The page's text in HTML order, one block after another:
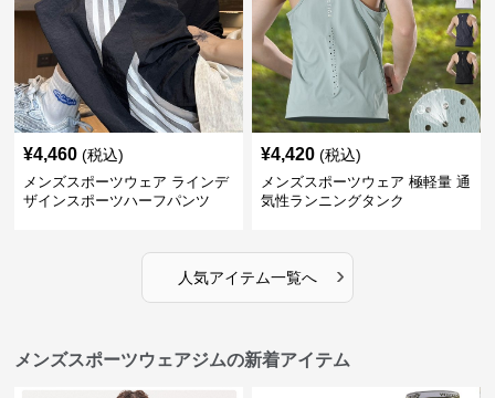
¥4,460 (税込)
メンズスポーツウェア ラインデ
ザインスポーツハーフパンツ
¥4,420 (税込)
メンズスポーツウェア 極軽量 通
気性ランニングタンク
人気アイテム一覧へ ›
メンズスポーツウェアジムの新着アイテム